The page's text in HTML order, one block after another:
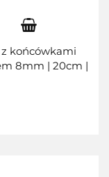
końcówkami
8mm | 20cm |